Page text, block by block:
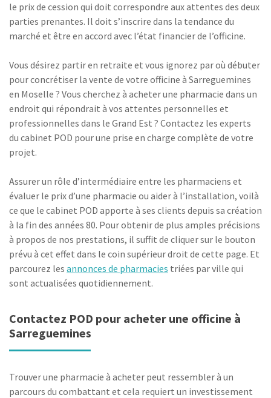
le prix de cession qui doit correspondre aux attentes des deux
parties prenantes. Il doit s’inscrire dans la tendance du
marché et être en accord avec l’état financier de l’officine.
Vous désirez partir en retraite et vous ignorez par où débuter
pour concrétiser la vente de votre officine à Sarreguemines
en Moselle ? Vous cherchez à acheter une pharmacie dans un
endroit qui répondrait à vos attentes personnelles et
professionnelles dans le Grand Est ? Contactez les experts
du cabinet POD pour une prise en charge complète de votre
projet.
Assurer un rôle d’intermédiaire entre les pharmaciens et
évaluer le prix d’une pharmacie ou aider à l’installation, voilà
ce que le cabinet POD apporte à ses clients depuis sa création
à la fin des années 80. Pour obtenir de plus amples précisions
à propos de nos prestations, il suffit de cliquer sur le bouton
prévu à cet effet dans le coin supérieur droit de cette page. Et
parcourez les annonces de pharmacies triées par ville qui
sont actualisées quotidiennement.
Contactez POD pour acheter une officine à
Sarreguemines
Trouver une pharmacie à acheter peut ressembler à un
parcours du combattant et cela requiert un investissement